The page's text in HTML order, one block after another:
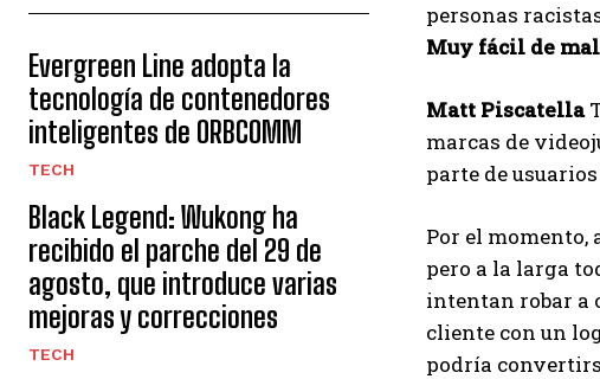
Evergreen Line adopta la
tecnología de contenedores
inteligentes de ORBCOMM
TECH
Black Legend: Wukong ha
recibido el parche del 29 de
agosto, que introduce varias
mejoras y correcciones
TECH
personas
Muy fácil de
Matt Piscatella
marcas de
parte de
Por el momento,
pero a la larga
intentan robar a
cliente con un
podría